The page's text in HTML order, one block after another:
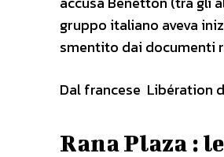
gruppo italiano aveva
smentito dai documenti
Dal francese Libération
Rana Plaza :